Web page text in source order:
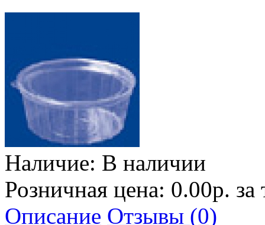
Наличие: В наличии
Розничная цена: 0.00р.
Описание Отзывы (0)